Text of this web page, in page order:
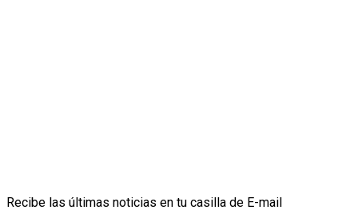
Recibe las últimas noticias en tu casilla de E-mail